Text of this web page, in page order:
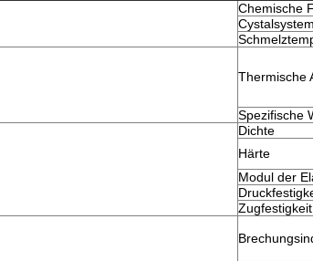
Chemische
Cystalsystem
Thermische
Spezifische
Dichte
Härte
Modul der
Zugfestigkeit